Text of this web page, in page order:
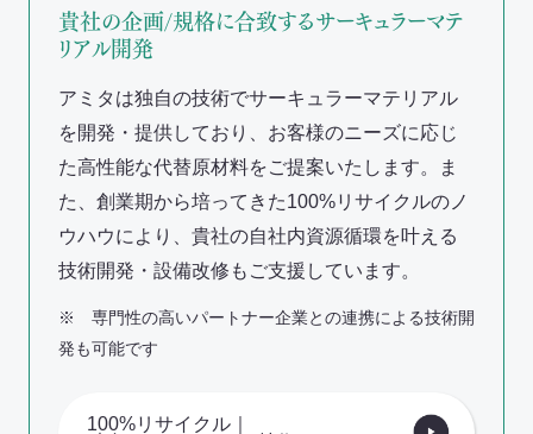
貴社の企画/規格に合致するサーキュラーマテ
リアル開発
アミタは独自の技術でサーキュラーマテリアル
を開発・提供しており、お客様のニーズに応じ
た高性能な代替原材料をご提案いたします。ま
た、創業期から培ってきた100%リサイクルのノ
ウハウにより、貴社の自社内資源循環を叶える
技術開発・設備改修もご支援しています。
※ 専門性の高いパートナー企業との連携による技術開
発も可能です
100%リサイクル｜